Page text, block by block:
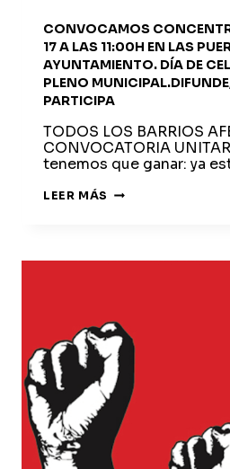
CONVOCAMOS
17 A LAS 11:00H EN LAS
AYUNTAMIENTO. DÍA DE
PLENO
PARTICIPA
TODOS LOS BARRIOS
CONVOCATORIA
tenemos que ganar: ya
LEER MÁS CONVOCAMOS
PUERTAS
DEL
AYUNTAMIENTO.
DÍA
DE
CELEBRACIÓN
DEL
PLENO
ACUDE,
PARTICIPA